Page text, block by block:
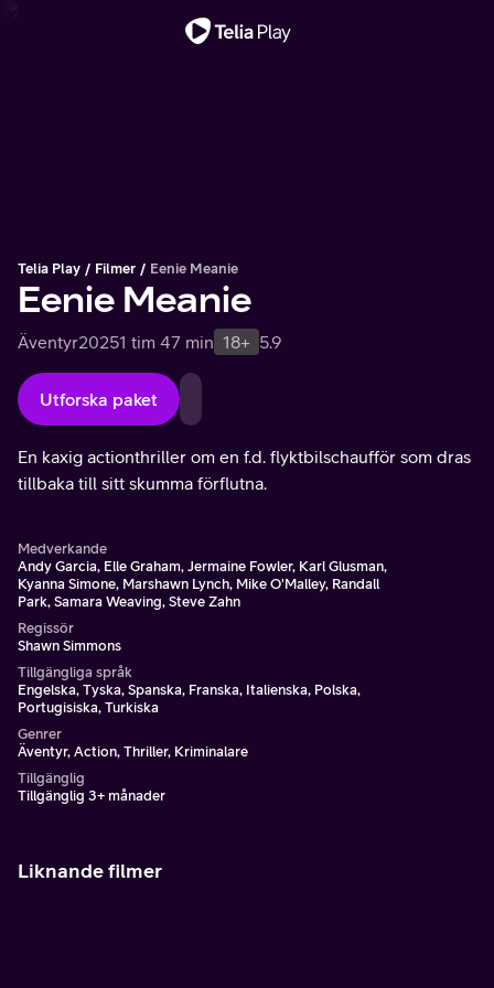
Telia Play Filmer Eenie Meanie
Eenie Meanie
Äventyr20251 tim 47 min 18+ 5.9
Utforska paket
En kaxig actionthriller om en f.d. flyktbilschaufför som dras
tillbaka till sitt skumma förflutna.
Medverkande
Andy Garcia, Elle Graham, Jermaine Fowler, Karl Glusman,
Kyanna Simone, Marshawn Lynch, Mike O'Malley, Randall
Park, Samara Weaving, Steve Zahn
Regissör
Shawn Simmons
Tillgängliga språk
Engelska, Tyska, Spanska, Franska, Italienska, Polska,
Portugisiska, Turkiska
Genrer
Äventyr, Action, Thriller, Kriminalare
Tillgänglig
Tillgänglig 3+ månader
Liknande filmer